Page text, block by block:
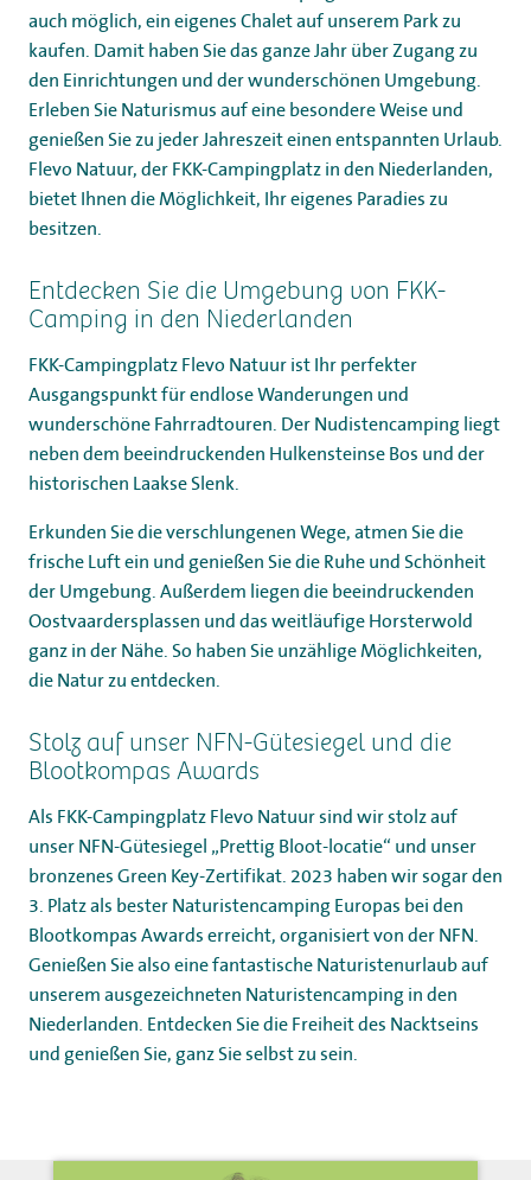
auch möglich, ein eigenes Chalet auf unserem Park zu
kaufen. Damit haben Sie das ganze Jahr über Zugang zu
den Einrichtungen und der wunderschönen Umgebung.
Erleben Sie Naturismus auf eine besondere Weise und
genießen Sie zu jeder Jahreszeit einen entspannten Urlaub.
Flevo Natuur, der FKK-Campingplatz in den Niederlanden,
bietet Ihnen die Möglichkeit, Ihr eigenes Paradies zu
besitzen.
Entdecken Sie die Umgebung von FKK-
Camping in den Niederlanden
FKK-Campingplatz Flevo Natuur ist Ihr perfekter
Ausgangspunkt für endlose Wanderungen und
wunderschöne Fahrradtouren. Der Nudistencamping liegt
neben dem beeindruckenden Hulkensteinse Bos und der
historischen Laakse Slenk.
Erkunden Sie die verschlungenen Wege, atmen Sie die
frische Luft ein und genießen Sie die Ruhe und Schönheit
der Umgebung. Außerdem liegen die beeindruckenden
Oostvaardersplassen und das weitläufige Horsterwold
ganz in der Nähe. So haben Sie unzählige Möglichkeiten,
die Natur zu entdecken.
Stolz auf unser NFN-Gütesiegel und die
Blootkompas Awards
Als FKK-Campingplatz Flevo Natuur sind wir stolz auf
unser NFN-Gütesiegel „Prettig Bloot-locatie“ und unser
bronzenes Green Key-Zertifikat. 2023 haben wir sogar den
3. Platz als bester Naturistencamping Europas bei den
Blootkompas Awards erreicht, organisiert von der NFN.
Genießen Sie also eine fantastische Naturistenurlaub auf
unserem ausgezeichneten Naturistencamping in den
Niederlanden. Entdecken Sie die Freiheit des Nacktseins
und genießen Sie, ganz Sie selbst zu sein.